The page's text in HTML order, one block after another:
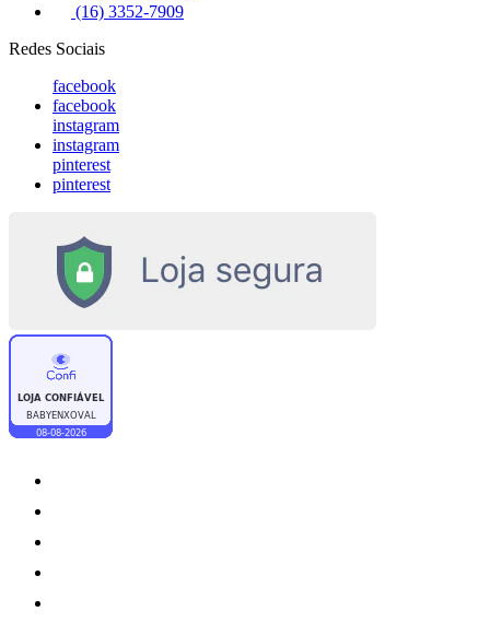
(16) 3352-7909
Redes Sociais
facebook
facebook
instagram
instagram
pinterest
pinterest